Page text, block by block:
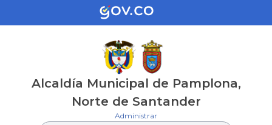
Alcaldía Municipal de Pamplona,
Norte de Santander
Administrar